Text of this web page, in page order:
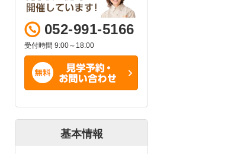
052-991-5166
受付時間 9:00～18:00
基本情報